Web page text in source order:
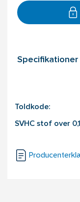
Specifikationer
Toldkode:
SVHC stof over